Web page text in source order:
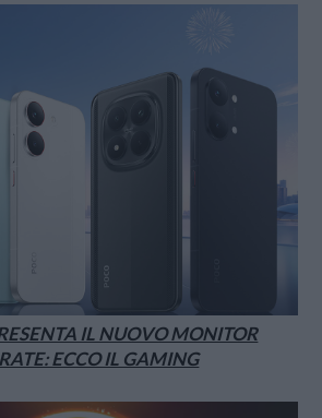
IL NUOVO MONITOR
ECCO IL GAMING